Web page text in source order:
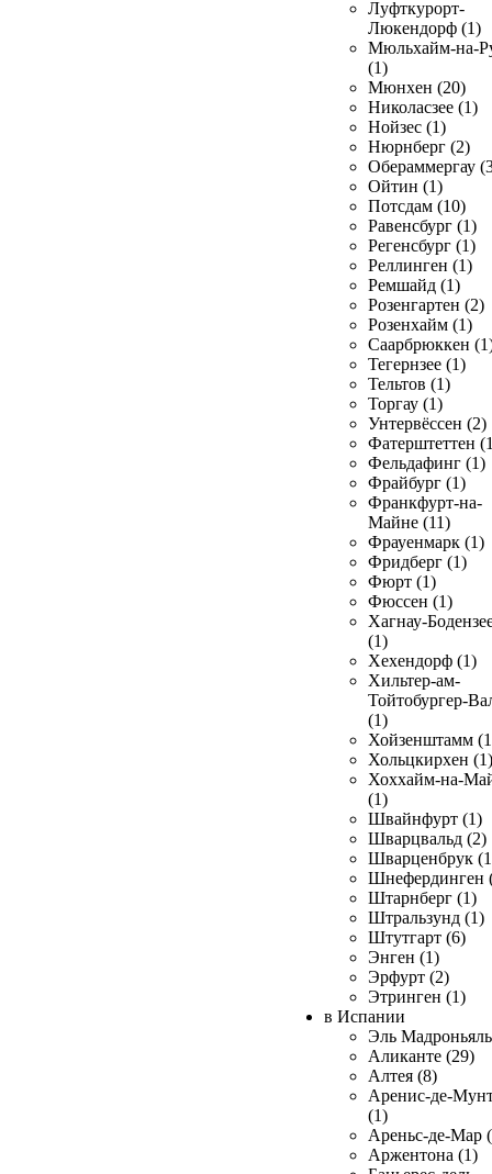
Луфткурорт-
Люкендорф (1)
Мюльхайм-на-
(1)
Мюнхен (20)
Николасзее (1)
Нойзес (1)
Нюрнберг (2)
Обераммергау
Ойтин (1)
Потсдам (10)
Равенсбург (1)
Регенсбург (1)
Реллинген (1)
Ремшайд (1)
Розенгартен (2)
Розенхайм (1)
Саарбрюккен
Тегернзее (1)
Тельтов (1)
Торгау (1)
Унтервёссен (2)
Фатерштеттен
Фельдафинг (1)
Фрайбург (1)
Франкфурт-на-
Майне (11)
Фрауенмарк (1)
Фридберг (1)
Фюрт (1)
Фюссен (1)
Хагнау-
(1)
Хехендорф (1)
Хильтер-ам-
Тойтобургер-
(1)
Хойзенштамм
Хольцкирхен (1)
Хоххайм-на-
(1)
Швайнфурт (1)
Шварцвальд (2)
Шварценбрук
Шнефердинген
Штарнберг (1)
Штральзунд (1)
Штутгарт (6)
Энген (1)
Эрфурт (2)
Этринген (1)
в Испании
Эль
Аликанте (29)
Алтея (8)
Аренис-де-
(1)
Ареньс-де-Мар
Аржентона (1)